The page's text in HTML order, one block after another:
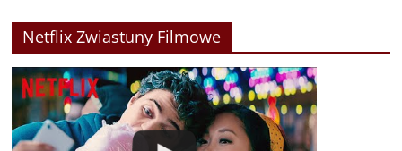
Netflix Zwiastuny Filmowe